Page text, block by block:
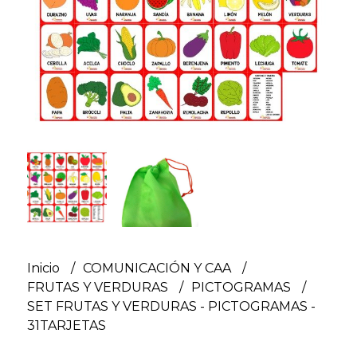
Inicio
COMUNICACIÓN Y CAA
FRUTAS Y VERDURAS
PICTOGRAMAS
SET FRUTAS Y VERDURAS - PICTOGRAMAS -
31TARJETAS